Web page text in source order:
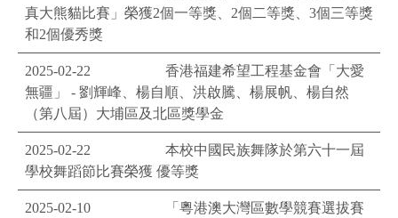
真大熊貓比賽」榮獲2個一等獎、2個二等獎、3個三等獎
和2個優秀獎
2025-02-22
香港福建希望工程基金會「大愛
無疆」 - 劉輝峰、楊自順、洪啟騰、楊展帆、楊自然
（第八屆）大埔區及北區獎學金
2025-02-22
本校中國民族舞隊於第六十一屆
學校舞蹈節比賽榮獲 優等獎
2025-02-10
「粵港澳大灣區數學競賽選拔賽